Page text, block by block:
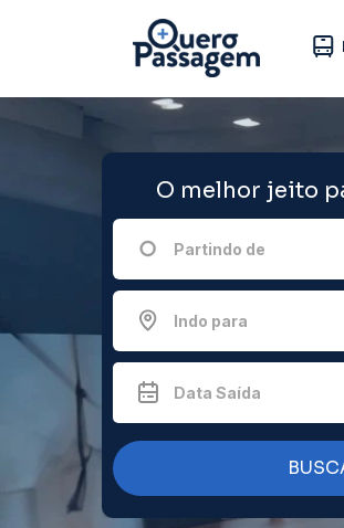
O melhor jeito
Partindo de
Indo para
Data Saída